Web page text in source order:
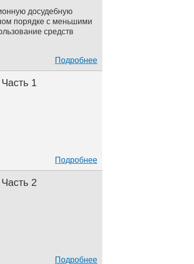
досудебную
порядке с меньшими
средств
Подробнее
1
Подробнее
2
Подробнее